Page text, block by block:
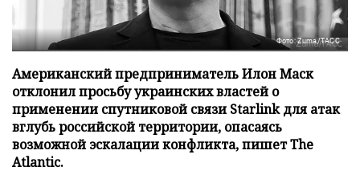
Фото: Zuma/ТАСС
Американский предприниматель Илон Маск
отклонил просьбу украинских властей о
применении спутниковой связи Starlink для атак
вглубь российской территории, опасаясь
возможной эскалации конфликта, пишет The
Atlantic.